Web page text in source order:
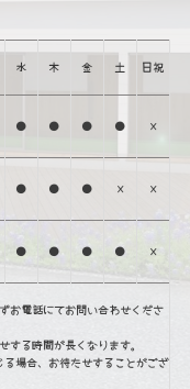
水 木 金 土 日祝
● ● ● ● ×
● ● ● × ×
● ● ● ● ×
お電話にてお問い合わせくださ
る時間が長くなります。
場合、お待たせすることがござ